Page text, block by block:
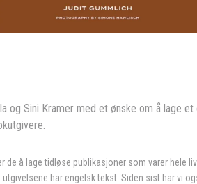
og Sini Kramer med et ønske om å lage
å lage tidløse publikasjoner som varer hele
har engelsk tekst. Siden sist har vi